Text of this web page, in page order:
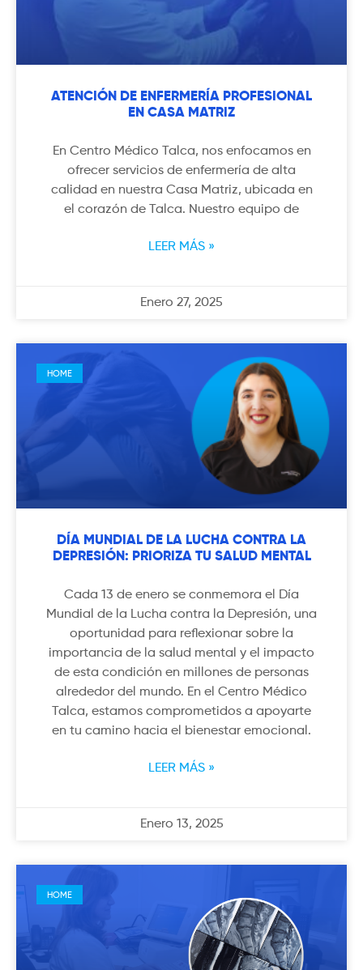
ATENCIÓN DE ENFERMERÍA PROFESIONAL
EN CASA MATRIZ
En Centro Médico Talca, nos enfocamos en
ofrecer servicios de enfermería de alta
calidad en nuestra Casa Matriz, ubicada en
el corazón de Talca. Nuestro equipo de
LEER MÁS »
Enero 27, 2025
HOME
DÍA MUNDIAL DE LA LUCHA CONTRA LA
DEPRESIÓN: PRIORIZA TU SALUD MENTAL
Cada 13 de enero se conmemora el Día
Mundial de la Lucha contra la Depresión, una
oportunidad para reflexionar sobre la
importancia de la salud mental y el impacto
de esta condición en millones de personas
alrededor del mundo. En el Centro Médico
Talca, estamos comprometidos a apoyarte
en tu camino hacia el bienestar emocional.
LEER MÁS »
Enero 13, 2025
HOME